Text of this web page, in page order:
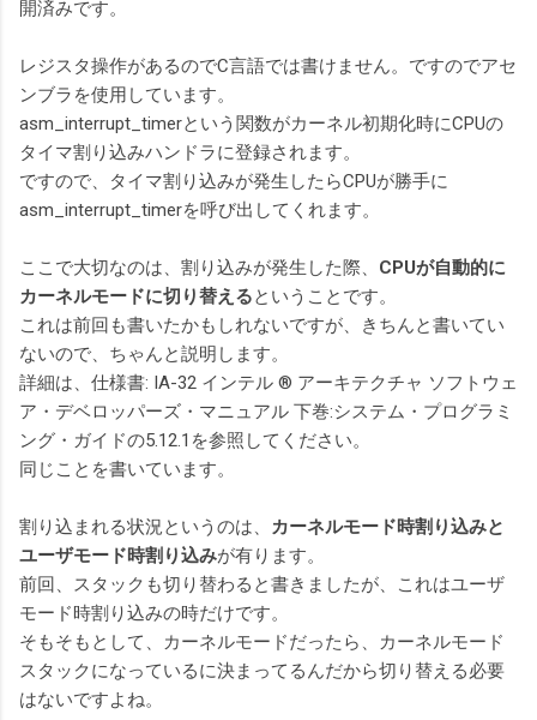
開済みです。
レジスタ操作があるのでC言語では書けません。ですのでアセ
ンブラを使用しています。
asm_interrupt_timerという関数がカーネル初期化時にCPUの
タイマ割り込みハンドラに登録されます。
ですので、タイマ割り込みが発生したらCPUが勝手に
asm_interrupt_timerを呼び出してくれます。
ここで大切なのは、割り込みが発生した際、 CPUが自動的に
カーネルモードに切り替えるということです。
これは前回も書いたかもしれないですが、きちんと書いてい
ないので、ちゃんと説明します。
詳細は、仕様書: IA-32 インテル ® アーキテクチャ ソフトウェ
ア・デベロッパーズ・マニュアル 下巻:システム・プログラミ
ング・ガイドの5.12.1を参照してください。
同じことを書いています。
割り込まれる状況というのは、
カーネルモード時割り込みと
ユーザモード時割り込みが有ります。
前回、スタックも切り替わると書きましたが、これはユーザ
モード時割り込みの時だけです。
そもそもとして、カーネルモードだったら、カーネルモード
スタックになっているに決まってるんだから切り替える必要
はないですよね。